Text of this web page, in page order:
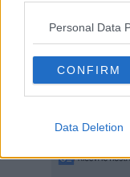
Personal Data
CONFIRM
Data Deletion
La conclusione della
dell’istituto